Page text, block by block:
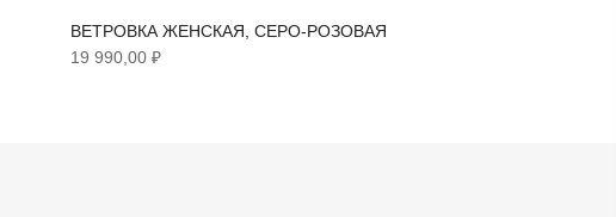
ВЕТРОВКА ЖЕНСКАЯ, СЕРО-РОЗОВАЯ
19 990,00 ₽